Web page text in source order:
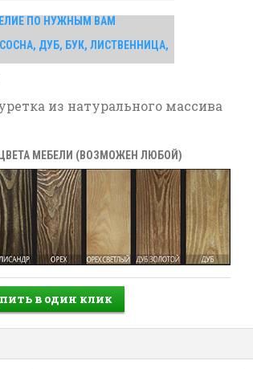
ПО НУЖНЫМ ВАМ
ДУБ, БУК, ЛИСТВЕННИЦА,
из натурального массива
МЕБЕЛИ (ВОЗМОЖЕН ЛЮБОЙ)